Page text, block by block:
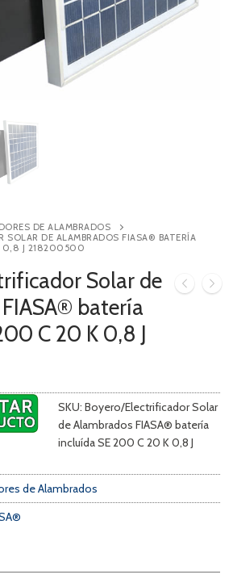
Contacto
DE ALAMBRADOS
SOLAR DE ALAMBRADOS FIASA® BATERÍA
0,8 J 218200500
Solar de
batería
C 20 K 0,8 J
SKU: Boyero/Electrificador Solar
de Alambrados FIASA® batería
incluída SE 200 C 20 K 0,8 J
de Alambrados